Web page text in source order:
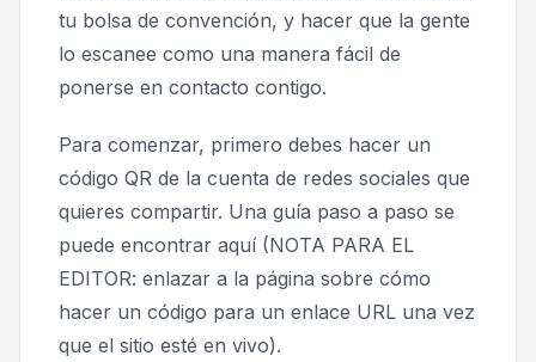
tu bolsa de convención, y hacer que la gente
lo escanee como una manera fácil de
ponerse en contacto contigo.
Para comenzar, primero debes hacer un
código QR de la cuenta de redes sociales que
quieres compartir. Una guía paso a paso se
puede encontrar aquí (NOTA PARA EL
EDITOR: enlazar a la página sobre cómo
hacer un código para un enlace URL una vez
que el sitio esté en vivo).